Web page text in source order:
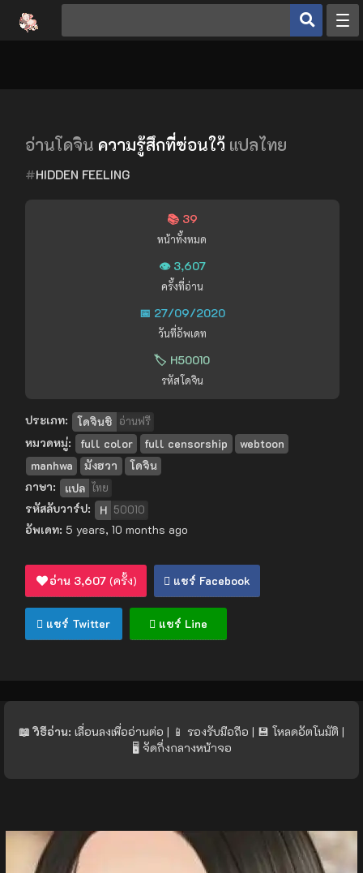
ดูเฮ็นไต
เข้าสู่ระบบ
อ่านโดจิน ความรู้สึกที่ซ่อนใว้ แปลไทย
#HIDDEN FEELING
📚 39
หน้าทั้งหมด
👁️ 3,607
ครั้งที่อ่าน
📅 27/09/2020
วันที่อัพเดท
🏷️ H50010
รหัสโดจิน
ประเภท: โดจินชิ อ่านฟรี
หมวดหมู่: full color full censorship
webtoon
manhwa
มังฮวา
โดจิน
ภาษา:
แปล ไทย
รหัสลับวาร์ป: H 50010
อัพเดท: 5 years, 10 months ago
อ่าน 3,607 (ครั้ง) แชร์ Facebook
แชร์ Twitter แชร์ Line
📖 วิธีอ่าน: เลื่อนลงเพื่ออ่านต่อ | 📱 รองรับมือถือ | 💾 โหลดอัตโนมัติ |
🖥️ จัดกึ่งกลางหน้าจอ